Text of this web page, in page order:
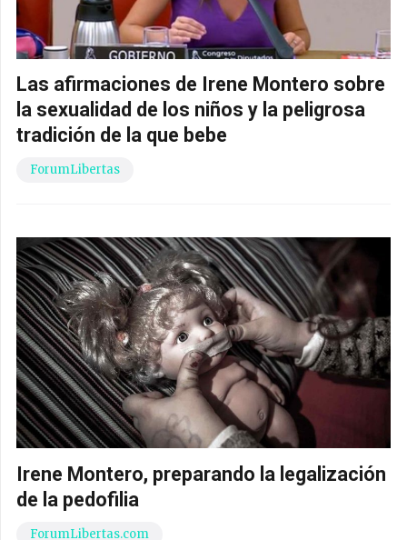
Las afirmaciones de Irene Montero sobre
la sexualidad de los niños y la peligrosa
tradición de la que bebe
ForumLibertas
Irene Montero, preparando la legalización
de la pedofilia
ForumLibertas.com